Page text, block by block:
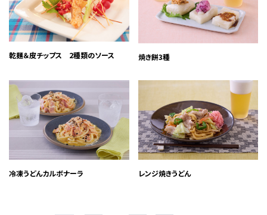
乾麺＆皮チップス 2種類のソース 焼き餅3種
冷凍うどんカルボナーラ レンジ焼きうどん